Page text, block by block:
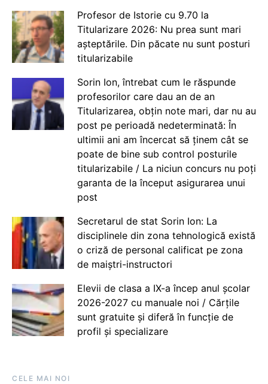
Profesor de Istorie cu 9.70 la
Titularizare 2026: Nu prea sunt mari
așteptările. Din păcate nu sunt posturi
titularizabile
Sorin Ion, întrebat cum le răspunde
profesorilor care dau an de an
Titularizarea, obțin note mari, dar nu au
post pe perioadă nedeterminată: În
ultimii ani am încercat să ținem cât se
poate de bine sub control posturile
titularizabile / La niciun concurs nu poți
garanta de la început asigurarea unui
post
Secretarul de stat Sorin Ion: La
disciplinele din zona tehnologică există
o criză de personal calificat pe zona
de maiștri-instructori
Elevii de clasa a IX-a încep anul școlar
2026-2027 cu manuale noi / Cărțile
sunt gratuite și diferă în funcție de
profil și specializare
CELE MAI NOI